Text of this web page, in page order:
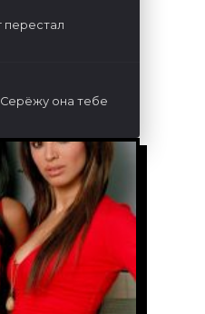
перестал
она тебе